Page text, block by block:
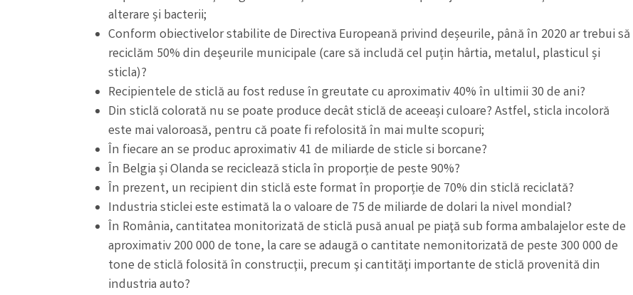
alterare și bacterii;
Conform obiectivelor stabilite de Directiva Europeană privind deșeurile, până în 2020 ar trebui să
reciclăm 50% din deşeurile municipale (care să includă cel puțin hârtia, metalul, plasticul și
sticla)?
Recipientele de sticlă au fost reduse în greutate cu aproximativ 40% în ultimii 30 de ani?
Din sticlă colorată nu se poate produce decât sticlă de aceeași culoare? Astfel, sticla incoloră
este mai valoroasă, pentru că poate fi refolosită în mai multe scopuri;
În fiecare an se produc aproximativ 41 de miliarde de sticle si borcane?
În Belgia și Olanda se reciclează sticla în proporție de peste 90%?
În prezent, un recipient din sticlă este format în proporție de 70% din sticlă reciclată?
Industria sticlei este estimată la o valoare de 75 de miliarde de dolari la nivel mondial?
În România, cantitatea monitorizată de sticlă pusă anual pe piaţă sub forma ambalajelor este de
aproximativ 200 000 de tone, la care se adaugă o cantitate nemonitorizată de peste 300 000 de
tone de sticlă folosită în construcţii, precum şi cantităţi importante de sticlă provenită din
industria auto?